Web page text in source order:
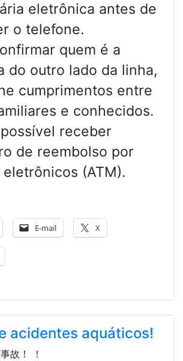
eletrônica antes de
o telefone.
quem é a
do outro lado da linha,
cumprimentos entre
e conhecidos.
receber
de reembolso por
eletrônicos (ATM).
E-mail X
acidentes aquáticos!
故！ ！